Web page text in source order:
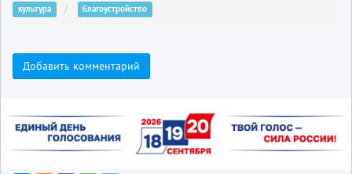
культура благоустройство
Добавить комментарий